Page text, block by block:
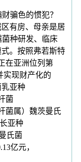
骗色的惯犯？
有房、母亲是居
菌种研发、临床
。按照弗若斯特
在亚洲位列第
实现财产化的
亚种
菌
菌属）魏茨曼氏
亚种
氏菌
亿元，